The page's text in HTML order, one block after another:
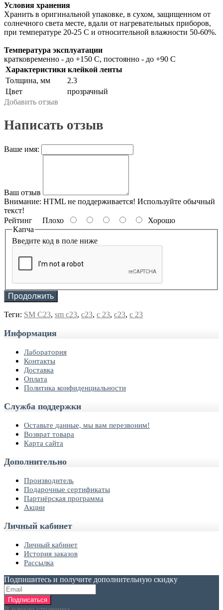
Условия хранения
Хранить в оригинальной упаковке, в сухом, защищенном от
солнечного света месте, вдали от нагревательных приборов,
при температуре 20-25 С и относительной влажности 50-60%.
Температура эксплуатации
кратковременно - до +150 С, постоянно - до +90 С
Характеристики клейкой ленты
Толщина, мм
2.3
Цвет
прозрачный
Добавить отзыв
Написать отзыв
Ваше имя:
Ваш отзыв
Внимание: HTML не поддерживается! Используйте обычный
текст!
Рейтинг Плохо
Хорошо
Капча
Введите код в поле ниже
Продолжить
Теги: SM C23, sm c23, c23, c 23, с23, с 23
Информация
Лаборатория
Контакты
Доставка
Оплата
Политика конфиденциальности
Служба поддержки
Оставьте данные, мы вам перезвоним!
Возврат товара
Карта сайта
Дополнительно
Производитель
Подарочные сертификаты
Партнёрская программа
Акции
Личный кабинет
Личный кабинет
История заказов
Рассылка
Подпишитесь и получите дополнительную скидку
Подписаться